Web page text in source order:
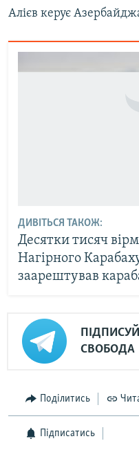
Алієв керує
ДИВІТЬСЯ ТАКОЖ:
Десятки тисяч
Нагірного
заарештував
СВОБОДА
Поділитись
Підписатись